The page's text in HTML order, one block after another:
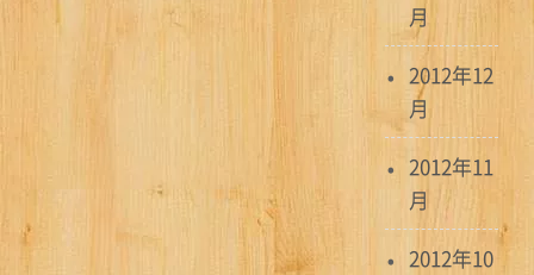
月
2012年12
月
2012年11
月
2012年10